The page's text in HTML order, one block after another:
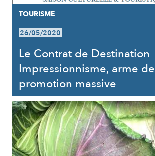
TOURISME
26/05/2020
Le Contrat de Destination
Impressionnisme, arme de
promotion massive